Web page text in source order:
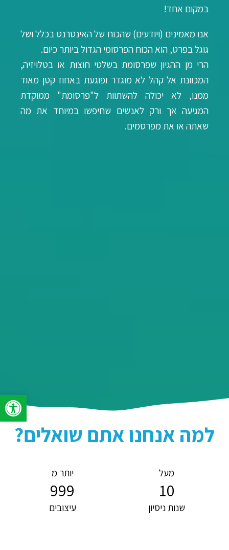
במקום אחד!
אנו מאמינים (ויודעים) שהכוח של האינטרנט בכלל ושל
גוגל בפרט, הוא הכוח הפרסומי הגדול ביותר כיום.
הרי מן ההגיון שפרסומת בשלטי חוצות או בטלויזיה,
המכוונת אל קהל לא מוגדר ופוגעת באחוז קטן מאוד
ממנו, לא יכולה להשתוות ל"פרסומת" ממוקדת
המגיעה אך ורק לאנשים שחיפשו במיוחד את מה
שאתה או את מפרסמים.
למה אנחנו אתם שואלים?
מעל
10
שנות ניסיון
יותר מ
999
עיצובים
פתח